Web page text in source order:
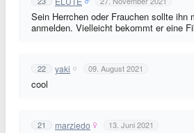
Sein Herrchen oder Frauchen sollte ihn
anmelden. Vielleicht bekommt er eine
22 yaki 09. August 2021
cool
21 marziedo 13. Juni 2021